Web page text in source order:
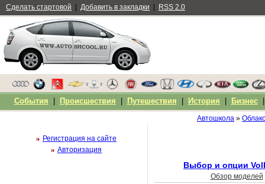
Автошкола »
Выбор и опции
Обзор моделей
Регистрация на сайте
Авторизация
Сделать стартовой Добавить в закладки RSS 2.0
События Происшествия Путешествия История Бизнес